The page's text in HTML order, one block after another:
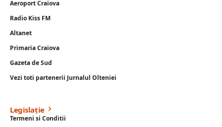
Aeroport Craiova
Radio Kiss FM
Altanet
Primaria Craiova
Gazeta de Sud
Vezi toti partenerii Jurnalul Olteniei
Legislație
Termeni si Conditii